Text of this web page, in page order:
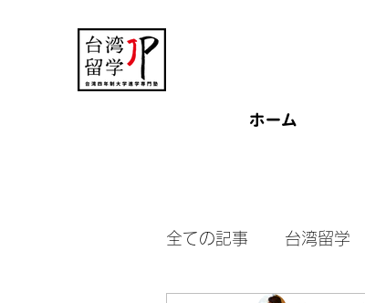
ホーム
全ての記事 台湾留学